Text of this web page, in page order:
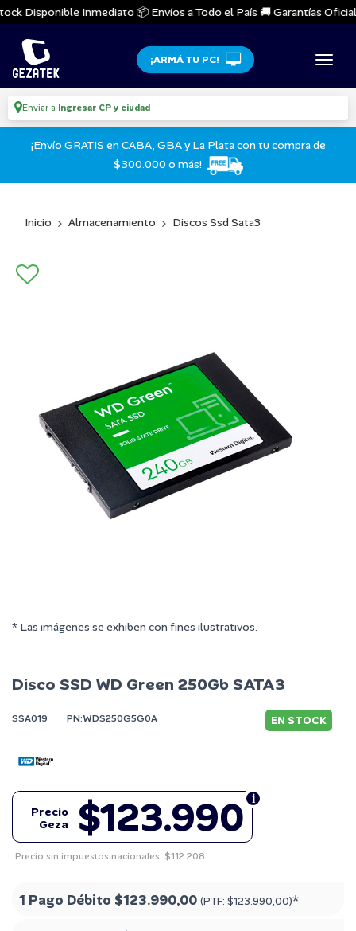
Disponible Inmediato 📦 Envíos a Todo el País 🚚 Garantías
¡ARMÁ TU PC!
Enviar a Ingresar CP y ciudad
¡Envío GRATIS en CABA, GBA y La Plata con tu compra de
$300.000 o más!
Inicio Almacenamiento Discos Ssd Sata3
* Las imágenes se exhiben con fines ilustrativos.
Disco SSD WD Green 250Gb SATA3
SSA019 PN:WDS250G5G0A EN STOCK
$123.990
Precio
Geza
Precio sin impuestos nacionales: $112.208
1 Pago Débito $123.990,00 (PTF: $123.990,00)*